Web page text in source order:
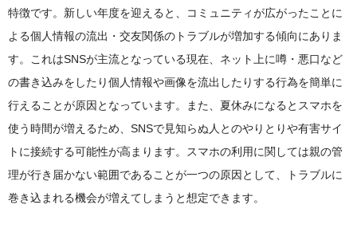
特徴です。新しい年度を迎えると、コミュニティが広がったことに
よる個人情報の流出・交友関係のトラブルが増加する傾向にありま
す。これはSNSが主流となっている現在、ネット上に噂・悪口など
の書き込みをしたり個人情報や画像を流出したりする行為を簡単に
行えることが原因となっています。また、夏休みになるとスマホを
使う時間が増えるため、SNSで見知らぬ人とのやりとりや有害サイ
トに接続する可能性が高まります。スマホの利用に関しては親の管
理が行き届かない範囲であることが一つの原因として、トラブルに
巻き込まれる機会が増えてしまうと想定できます。